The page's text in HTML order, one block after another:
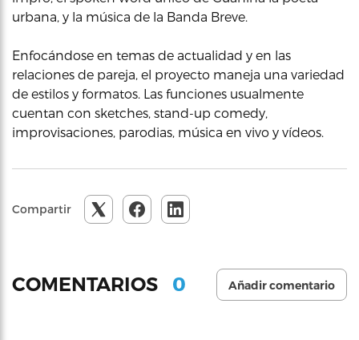
urbana, y la música de la Banda Breve.
Enfocándose en temas de actualidad y en las
relaciones de pareja, el proyecto maneja una variedad
de estilos y formatos. Las funciones usualmente
cuentan con sketches, stand-up comedy,
improvisaciones, parodias, música en vivo y vídeos.
Compartir
COMENTARIOS 0 Añadir comentario